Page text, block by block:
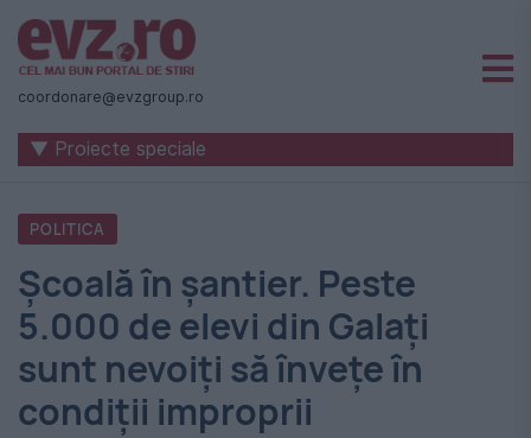
Știri
naționale
internaționale
România
-
Evenimentul
Zilei
coordonare@evzgroup.ro
▼ Proiecte speciale
POLITICA
Școală în șantier. Peste
5.000 de elevi din Galați
sunt nevoiți să învețe în
condiții improprii